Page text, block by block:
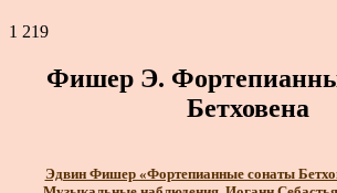
1 219
Фишер Э.
Бетховена
Эдвин Фишер «Фортепианные сонаты